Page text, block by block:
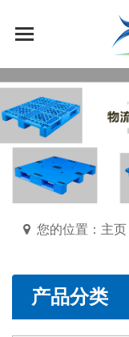
您的位置：主页
产品分类